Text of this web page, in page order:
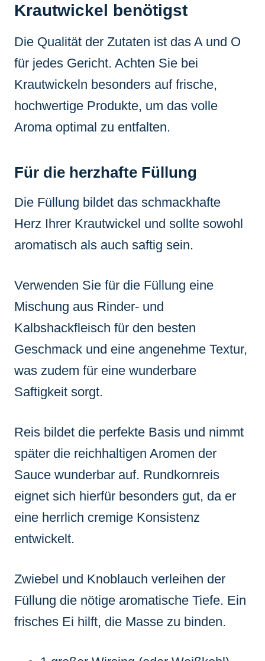
Krautwickel benötigst
Die Qualität der Zutaten ist das A und O
für jedes Gericht. Achten Sie bei
Krautwickeln besonders auf frische,
hochwertige Produkte, um das volle
Aroma optimal zu entfalten.
Für die herzhafte Füllung
Die Füllung bildet das schmackhafte
Herz Ihrer Krautwickel und sollte sowohl
aromatisch als auch saftig sein.
Verwenden Sie für die Füllung eine
Mischung aus Rinder- und
Kalbshackfleisch für den besten
Geschmack und eine angenehme Textur,
was zudem für eine wunderbare
Saftigkeit sorgt.
Reis bildet die perfekte Basis und nimmt
später die reichhaltigen Aromen der
Sauce wunderbar auf. Rundkornreis
eignet sich hierfür besonders gut, da er
eine herrlich cremige Konsistenz
entwickelt.
Zwiebel und Knoblauch verleihen der
Füllung die nötige aromatische Tiefe. Ein
frisches Ei hilft, die Masse zu binden.